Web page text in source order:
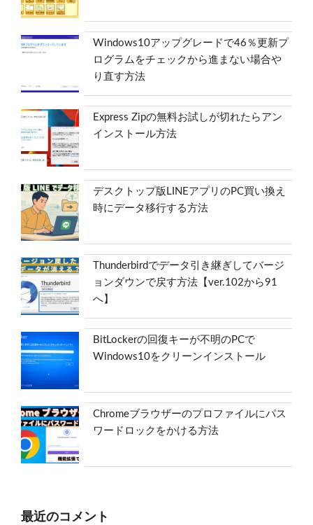
Windows10アップグレードで46％更新プ
ログラムをチェックから進まない場合や
り直す方法
Express Zipの無料お試しが切れたらアン
インストール方法
デスクトップ版LINEアプリのPC買い換え
時にデータ移行する方法
Thunderbirdでデータ引き継ぎしてバージ
ョンダウンで戻す方法【ver.102から91
へ】
BitLockerの回復キーが不明のPCで
Windows10をクリーンインストール
Chromeブラウザーのプロファイルにパス
ワードロックをかける方法
最近のコメント